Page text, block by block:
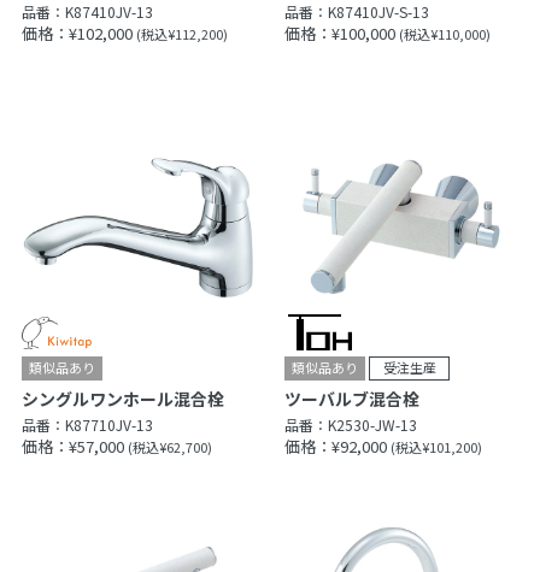
品番： K87410JV-13
価格：¥102,000 (税込¥112,200)
品番：K87410JV-S-13
価格：¥100,000 (税込¥110,000)
シングルワンホール混合栓
品番： K87710JV-13
価格：¥57,000 (税込¥62,700)
ツーバルブ混合栓
品番：K2530-JW-13
価格：¥92,000 (税込¥101,200)